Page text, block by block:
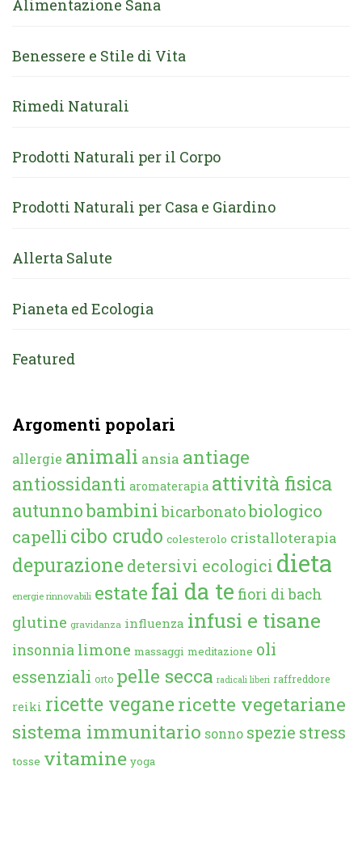
Alimentazione Sana
Benessere e Stile di Vita
Rimedi Naturali
Prodotti Naturali per il Corpo
Prodotti Naturali per Casa e Giardino
Allerta Salute
Pianeta ed Ecologia
Featured
Argomenti popolari
allergie animali ansia antiage
antiossidanti aromaterapia attività fisica
autunnobambini bicarbonatobiologico
capelli cibo crudo colesterolo cristalloterapia
depurazione detersivi ecologici dieta
energie rinnovabili estate fai da te fiori di bach
glutine gravidanza influenza infusi e tisane
insonnia limone massaggi meditazione oli
essenziali orto pelle secca radicali liberi raffreddore
reiki ricette veganericette vegetariane
sistema immunitario sonno spezie stress
tosse vitamine yoga